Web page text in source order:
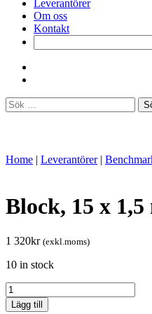
Leverantörer
Om oss
Kontakt
Sök
efter:
Home | Leverantörer |
Block, 15 x
1 320kr (exkl.moms)
10 in stock
Block,
15Lägg till